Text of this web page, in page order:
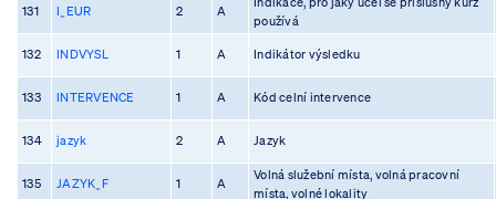
131 I_EUR 2 A
používá
132 INDVYSL 1 A Indikátor výsledku
133 INTERVENCE 1 A Kód celní intervence
134 jazyk 2 A Jazyk
135 JAZYK_F 1 A
Volná služební místa, volná pracovní
místa, volné lokality